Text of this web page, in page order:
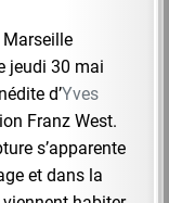
Marseille
jeudi 30 mai
d’Yves
Franz West.
s’apparente
et dans la